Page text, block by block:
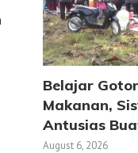
Belajar
Makanan,
Antusias
August 6, 2026